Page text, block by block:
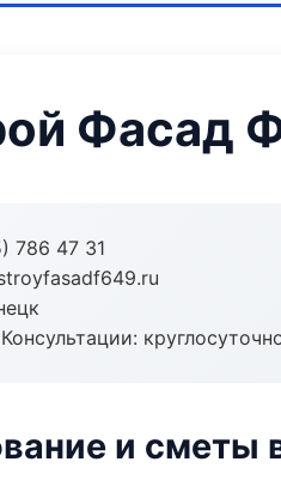
Фасад
786 47 31
Консультации:
и сметы